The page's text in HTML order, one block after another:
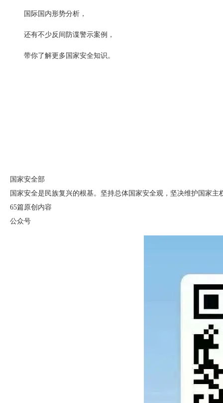
国际国内形势分析，
还有不少反间防谍警示案例，
带你了解更多国家安全知识。
国家安全部
国家安全是民族复兴的根基。坚持总体国家安全观，坚决维护国家主
65篇原创内容
公众号